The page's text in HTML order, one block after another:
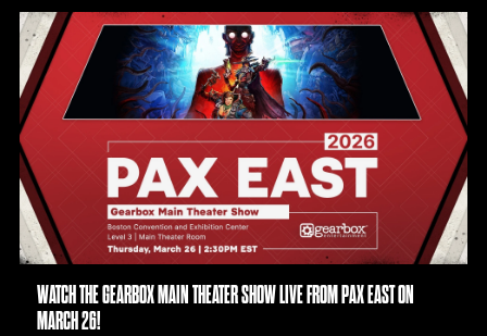
WATCH THE GEARBOX MAIN THEATER SHOW LIVE FROM PAX EAST ON
MARCH 26!